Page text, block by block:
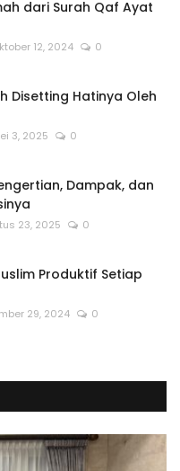
dari Surah Qaf Ayat
12, 2024 0
Disetting Hatinya Oleh
3, 2025 0
Dampak, dan
23, 2025 0
Produktif Setiap
29, 2024 0